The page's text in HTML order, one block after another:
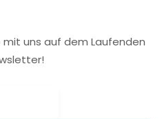
mit uns auf dem Laufenden